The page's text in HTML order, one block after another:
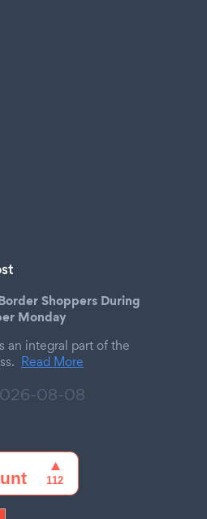
Shoppers During
Monday
an integral part of the
Read More
08-08